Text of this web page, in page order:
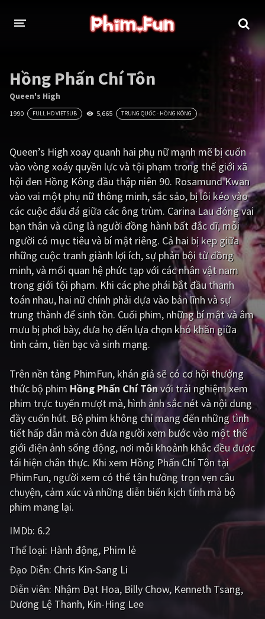
THỂ LOẠI
Thần thoại - Cổ trang
Tâm lý Chiến tranh
Kinh dị Tội phạm - Hình sự
Phiêu lưu Hài hước
Viễn tưởng Khoa học - Tài liệu
Hoạt hình Thể thao
Tình cảm - Lãng mạn Kỳ ảo
Giật gân Gia đình
Lịch sử
Viễn Tây Tiểu sử
QUỐC GIA
Âu - Mỹ Trung Quốc - Hồng Kông
Hàn Quốc Nhật Bản
Ấn Độ Việt Nam
Tổng hợp
CẬP NHẬT
PHIM BỘ
PHIM LẺ
PHIM CHIẾU RẠP
Hồng Phấn Chí Tôn
Queen's High
1990 FULL HD VIETSUB 5,665 TRUNG QUỐC - HỒNG KÔNG
Queen’s High xoay quanh hai phụ nữ mạnh mẽ bị cuốn
vào vòng xoáy quyền lực và tội phạm trong thế giới xã
hội đen Hồng Kông đầu thập niên 90. Rosamund Kwan
vào vai một phụ nữ thông minh, sắc sảo, bị lôi kéo vào
các cuộc đấu đá giữa các ông trùm. Carina Lau đóng vai
bạn thân và cũng là người đồng hành bất đắc dĩ, mỗi
người có mục tiêu và bí mật riêng. Cả hai bị kẹp giữa
những cuộc tranh giành lợi ích, sự phản bội từ đồng
minh, và mối quan hệ phức tạp với các nhân vật nam
trong giới tội phạm. Khi các phe phái bắt đầu thanh
toán nhau, hai nữ chính phải dựa vào bản lĩnh và sự
trung thành để sinh tồn. Cuối phim, những bí mật và âm
mưu bị phơi bày, đưa họ đến lựa chọn khó khăn giữa
tình cảm, tiền bạc và sinh mạng.
Trên nền tảng PhimFun, khán giả sẽ có cơ hội thưởng
thức bộ phim Hồng Phấn Chí Tônvới trải nghiệm xem
phim trực tuyến mượt mà, hình ảnh sắc nét và nội dung
đầy cuốn hút. Bộ phim không chỉ mang đến những tình
tiết hấp dẫn mà còn đưa người xem bước vào một thế
giới điện ảnh sống động, nơi mỗi khoảnh khắc đều được
tái hiện chân thực. Khi xem Hồng Phấn Chí Tôn tại
PhimFun, người xem có thể tận hưởng trọn vẹn câu
chuyện, cảm xúc và những diễn biến kịch tính mà bộ
phim mang lại.
IMDb: 6.2
Thể loại: Hành động Phim lẻ
Đạo Diễn: Chris Kin-Sang Li
Diễn viên: Nhậm Đạt Hoa Billy Chow Kenneth Tsang
Dương Lệ Thanh Kin-Hing Lee